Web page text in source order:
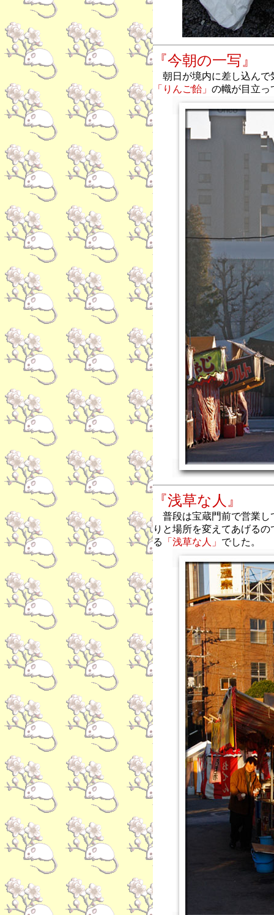
『今朝の一写』
朝日が境内に差し込んで
「りんご飴」 の幟が目立っ
『浅草な人』
普段は宝蔵門前で営業し
りと場所を変えてあげる
る
「浅草な人」 でした。